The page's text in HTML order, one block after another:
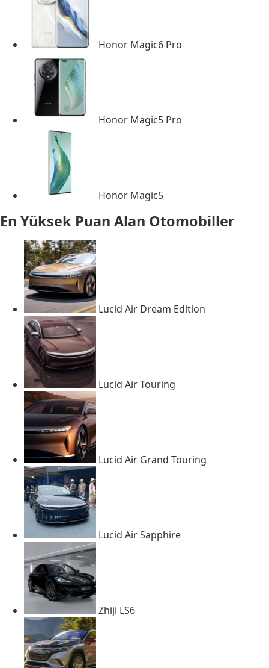
Honor Magic6 Pro
Honor Magic5 Pro
Honor Magic5
En Yüksek Puan Alan Otomobiller
Lucid Air Dream Edition
Lucid Air Touring
Lucid Air Grand Touring
Lucid Air Sapphire
Zhiji LS6